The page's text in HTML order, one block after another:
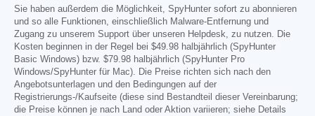
Sie haben außerdem die Möglichkeit, SpyHunter sofort zu abonnieren
und so alle Funktionen, einschließlich Malware-Entfernung und
Zugang zu unserem Support über unseren Helpdesk, zu nutzen. Die
Kosten beginnen in der Regel bei $49.98 halbjährlich (SpyHunter
Basic Windows) bzw. $79.98 halbjährlich (SpyHunter Pro
Windows/SpyHunter für Mac). Die Preise richten sich nach den
Angebotsunterlagen und den Bedingungen auf der
Registrierungs-/Kaufseite (diese sind Bestandteil dieser Vereinbarung;
die Preise können je nach Land oder Aktion variieren; siehe Details